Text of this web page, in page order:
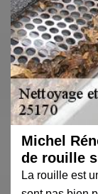
Michel
de rouille
La rouille est